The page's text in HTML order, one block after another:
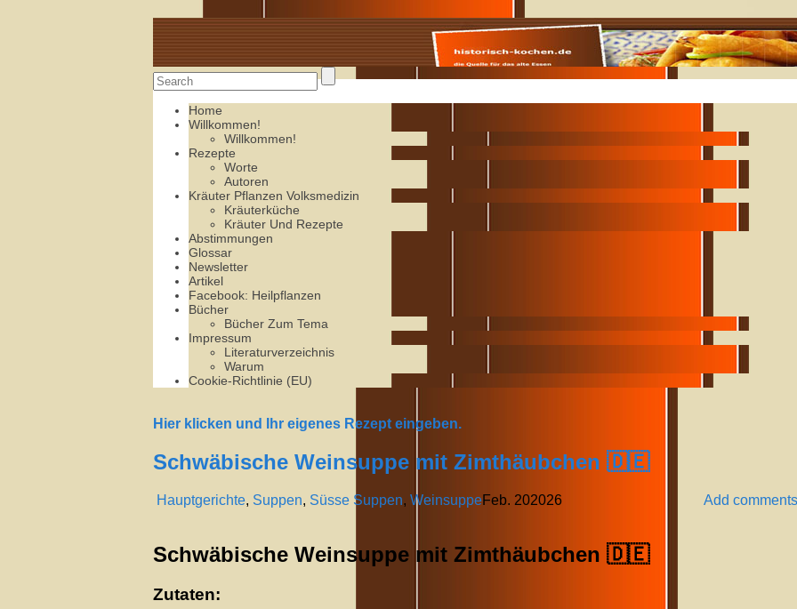
Alte Rezepte online
Home
Willkommen!
Willkommen!
Rezepte
Worte
Autoren
Kräuter Pflanzen Volksmedizin
Kräuterküche
Kräuter Und Rezepte
Abstimmungen
Glossar
Newsletter
Artikel
Facebook: Heilpflanzen
Bücher
Bücher Zum Tema
Impressum
Literaturverzeichnis
Warum
Cookie-Richtlinie (EU)
Hier klicken und Ihr eigenes Rezept eingeben.
Schwäbische Weinsuppe mit Zimthäubchen 🇩🇪
Hauptgerichte, Suppen, Süsse Suppen, Weinsuppe Add comments
Feb. 202026
Schwäbische Weinsuppe mit Zimthäubchen 🇩🇪
Zutaten: